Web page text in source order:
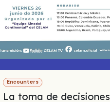
Encounters
La toma de decisiones